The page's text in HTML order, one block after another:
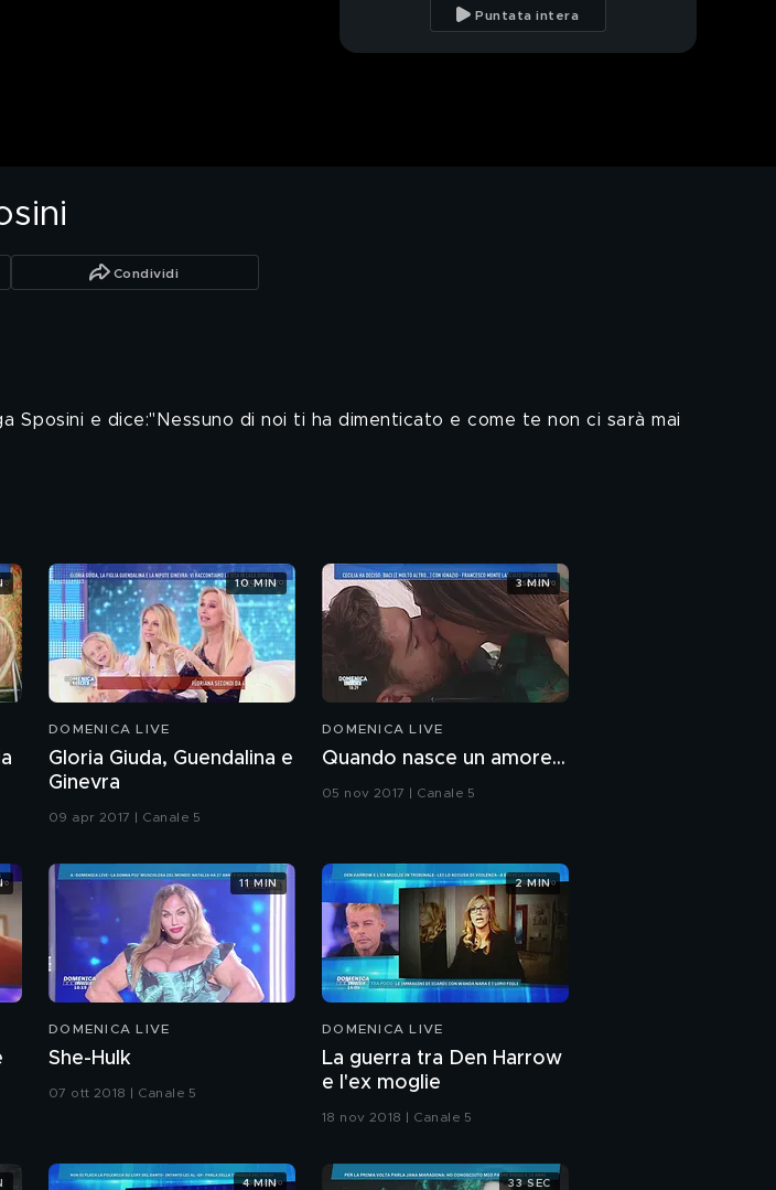
Il rapporto con i
genitori
Il rapporto tra fratelli
subito"
In eslusiva
internazionale Paris
Hilton
Lezione di selfie
Puntata intera
Condividi
Sposini e dice:"Nessuno di noi ti ha dimenticato e come te non ci sarà mai
DOMENICA LIVE
Gloria Giuda, Guendalina e
Ginevra
09 apr 2017 | Canale 5
10 MIN
DOMENICA LIVE
Quando nasce un amore...
05 nov 2017 | Canale 5
3 MIN
DOMENICA LIVE
She-Hulk
07 ott 2018 | Canale 5
11 MIN
DOMENICA LIVE
La guerra tra Den Harrow
e l'ex moglie
18 nov 2018 | Canale 5
2 MIN
4 MIN 33 SEC